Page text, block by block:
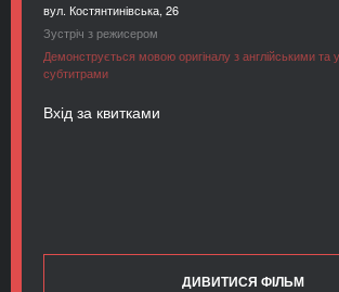
вул. Костянтинівська, 26
Зустріч з режисером
Демонструється мовою оригіналу з англійськими та
субтитрами
Вхід за квитками
ДИВИТИСЯ ФІЛЬМ